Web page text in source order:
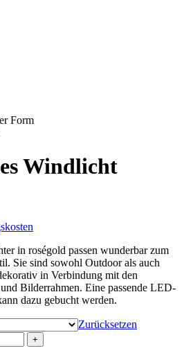
Windlicht
in roségold passen wunderbar zum
Sie sind sowohl Outdoor als auch
in Verbindung mit den
Bilderrahmen. Eine passende LED-
dazu gebucht werden.
Zurücksetzen